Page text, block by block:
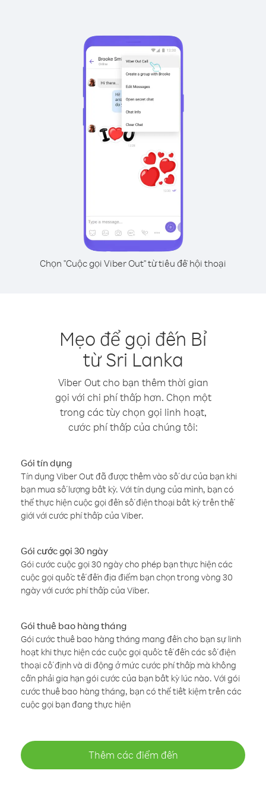
Chọn "Cuộc gọi Viber Out" từ tiêu đề hội thoại
Mẹo để gọi đến Bỉ
từ Sri Lanka
Viber Out cho bạn thêm thời gian
gọi với chi phí thấp hơn. Chọn một
trong các tùy chọn gọi linh hoạt,
cước phí thấp của chúng tôi:
Gói tín dụng
Tín dụng Viber Out đã được thêm vào số dư của bạn khi
bạn mua số lượng bất kỳ. Với tín dụng của mình, bạn có
thể thực hiện cuộc gọi đến số điện thoại bất kỳ trên thế
giới với cước phí thấp của Viber.
Gói cước gọi 30 ngày
Gói cước cuộc gọi 30 ngày cho phép bạn thực hiện các
cuộc gọi quốc tế đến địa điểm bạn chọn trong vòng 30
ngày với cước phí thấp của Viber.
Gói thuê bao hàng tháng
Gói cước thuê bao hàng tháng mang đến cho bạn sự linh
hoạt khi thực hiện các cuộc gọi quốc tế đến các số điện
thoại cố định và di động ở mức cước phí thấp mà không
cần phải gia hạn gói cước của bạn bất kỳ lúc nào. Với gói
cước thuê bao hàng tháng, bạn có thể tiết kiệm trên các
cuộc gọi bạn đang thực hiện
Thêm các điểm đến